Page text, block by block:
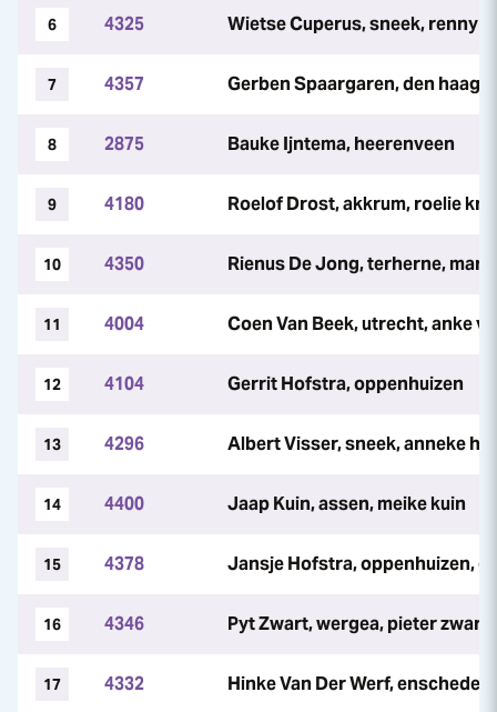
6 4325 Wietse Cuperus, sneek, renny
7 4357 Gerben Spaargaren, den haag,
8 2875 Bauke Ijntema, heerenveen
9 4180 Roelof Drost, akkrum, roelie
10 4350 Rienus De Jong, terherne,
11 4004 Coen Van Beek, utrecht, anke
12 4104 Gerrit Hofstra, oppenhuizen
13 4296 Albert Visser, sneek, anneke
14 4400 Jaap Kuin, assen, meike kuin
15 4378 Jansje Hofstra, oppenhuizen,
16 4346 Pyt Zwart, wergea, pieter zwart
17 4332 Hinke Van Der Werf, enschede,